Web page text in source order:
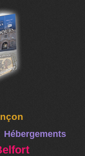
Hébergements